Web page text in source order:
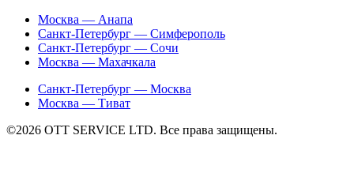
Москва — Анапа
Санкт-Петербург — Симферополь
Санкт-Петербург — Сочи
Москва — Махачкала
Санкт-Петербург — Москва
Москва — Тиват
©2026 ОТТ SERVICE LTD. Все права защищены.